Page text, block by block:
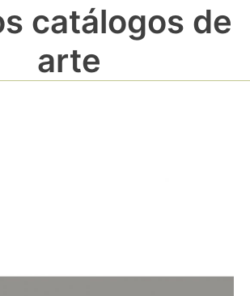
catálogos de
arte